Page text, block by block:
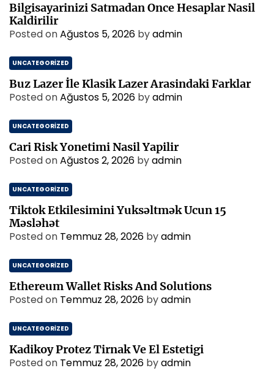
Bilgisayarinizi Satmadan Once Hesaplar Nasil
Kaldirilir
Posted onAğustos 5, 2026 byadmin
UNCATEGORIZED
Buz Lazer İle Klasik Lazer Arasindaki Farklar
Posted onAğustos 5, 2026 byadmin
UNCATEGORIZED
Cari Risk Yonetimi Nasil Yapilir
Posted onAğustos 2, 2026 byadmin
UNCATEGORIZED
Tiktok Etkilesimini Yuksəltmək Ucun 15
Məsləhət
Posted on Temmuz 28, 2026 byadmin
UNCATEGORIZED
Ethereum Wallet Risks And Solutions
Posted on Temmuz 28, 2026 byadmin
UNCATEGORIZED
Kadikoy Protez Tirnak Ve El Estetigi
Posted on Temmuz 28, 2026 byadmin